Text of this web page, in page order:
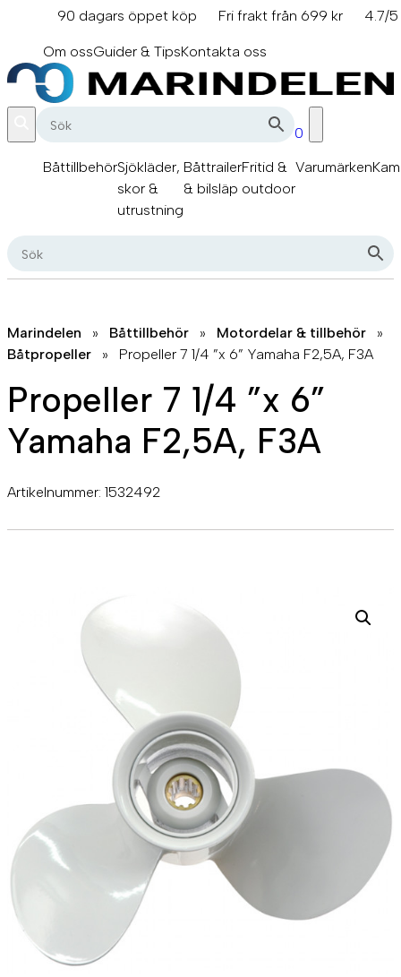
innehåll
90 dagars öppet köp Fri frakt från 699 kr
4.7/
Om ossGuider & TipsKontakta oss
0
BåttillbehörSjökläder,
skor &
utrustning
Båttrailer
& bilsläp
Fritid &
outdoor
Varumärken
Marindelen » Båttillbehör » Motordelar & tillbehör
»
Båtpropeller
» Propeller 7 1/4 ”x 6” Yamaha F2,5A, F3A
Propeller 7 1/4 ”x 6”
Yamaha F2,5A, F3A
Artikelnummer: 1532492